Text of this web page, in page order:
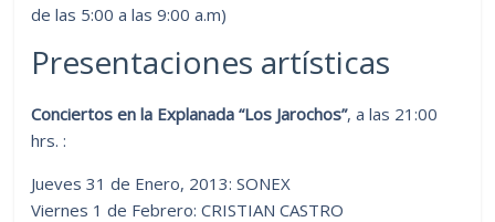
de las 5:00 a las 9:00 a.m)
Presentaciones artísticas
Conciertos en la Explanada “Los Jarochos”, a las 21:00
hrs. :
Jueves 31 de Enero, 2013: SONEX
Viernes 1 de Febrero: CRISTIAN CASTRO